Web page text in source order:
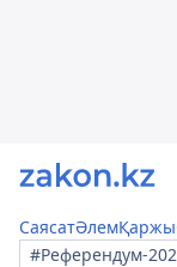
СаясатӘлемҚаржы
#Референдум-